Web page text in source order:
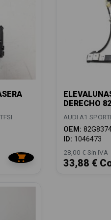
DERECHO
AUDI A1
OEM:
ID: 1046473
28,00 € Sin IVA
33,88 €